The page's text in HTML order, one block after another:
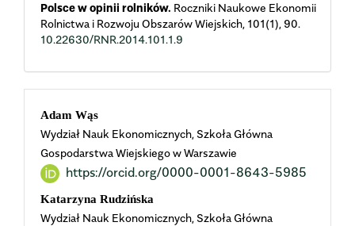
Polsce w opinii rolników. Roczniki Naukowe Ekonomii
Rolnictwa i Rozwoju Obszarów Wiejskich, 101(1), 90.
10.22630/RNR.2014.101.1.9
Main
Article
Content
Adam Wąs
Wydział Nauk Ekonomicznych, Szkoła Główna
Gospodarstwa Wiejskiego w Warszawie
https://orcid.org/0000-0001-8643-5985
Katarzyna Rudzińska
Wydział Nauk Ekonomicznych, Szkoła Główna